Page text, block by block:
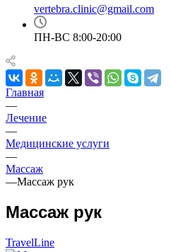
vertebra.clinic@gmail.com
ПН-ВС 8:00-20:00
Главная
—
Лечение
—
Медицинские услуги
—
Массаж
—Массаж рук
Массаж рук
TravelLine